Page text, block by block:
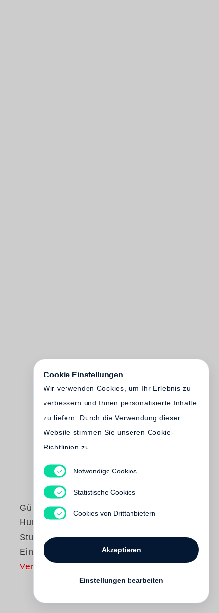
Günter Grass
Hundejahre /
Studienausgabe in
Einzelbänden
Vergriffen
Cookie Einstellungen
Wir verwenden Cookies, um Ihr Erlebnis zu
verbessern und Ihnen personalisierte Inhalte
zu liefern. Durch die Verwendung dieser
Website stimmen Sie unseren Cookie-
Richtlinien zu
Notwendige Cookies
Statistische Cookies
Cookies von Drittanbietern
Akzeptieren
Einstellungen bearbeiten